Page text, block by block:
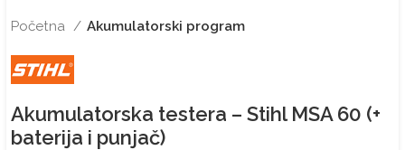
Početna Akumulatorski program
Akumulatorska testera – Stihl MSA 60 (+
baterija i punjač)